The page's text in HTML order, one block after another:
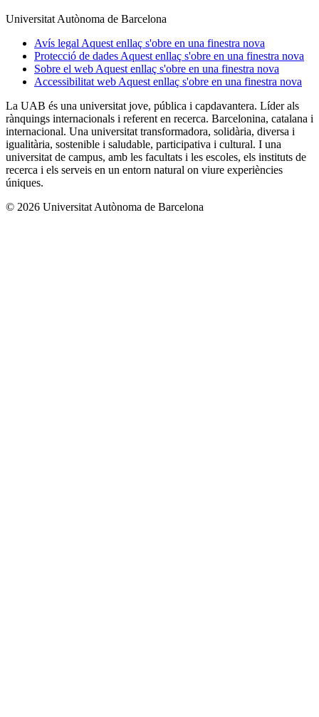
Universitat Autònoma de Barcelona
Avís legal Aquest enllaç s'obre en una finestra nova
Protecció de dades Aquest enllaç s'obre en una finestra nova
Sobre el web Aquest enllaç s'obre en una finestra nova
Accessibilitat web Aquest enllaç s'obre en una finestra nova
La UAB és una universitat jove, pública i capdavantera. Líder als
rànquings internacionals i referent en recerca. Barcelonina, catalana i
internacional. Una universitat transformadora, solidària, diversa i
igualitària, sostenible i saludable, participativa i cultural. I una
universitat de campus, amb les facultats i les escoles, els instituts de
recerca i els serveis en un entorn natural on viure experiències
úniques.
© 2026 Universitat Autònoma de Barcelona